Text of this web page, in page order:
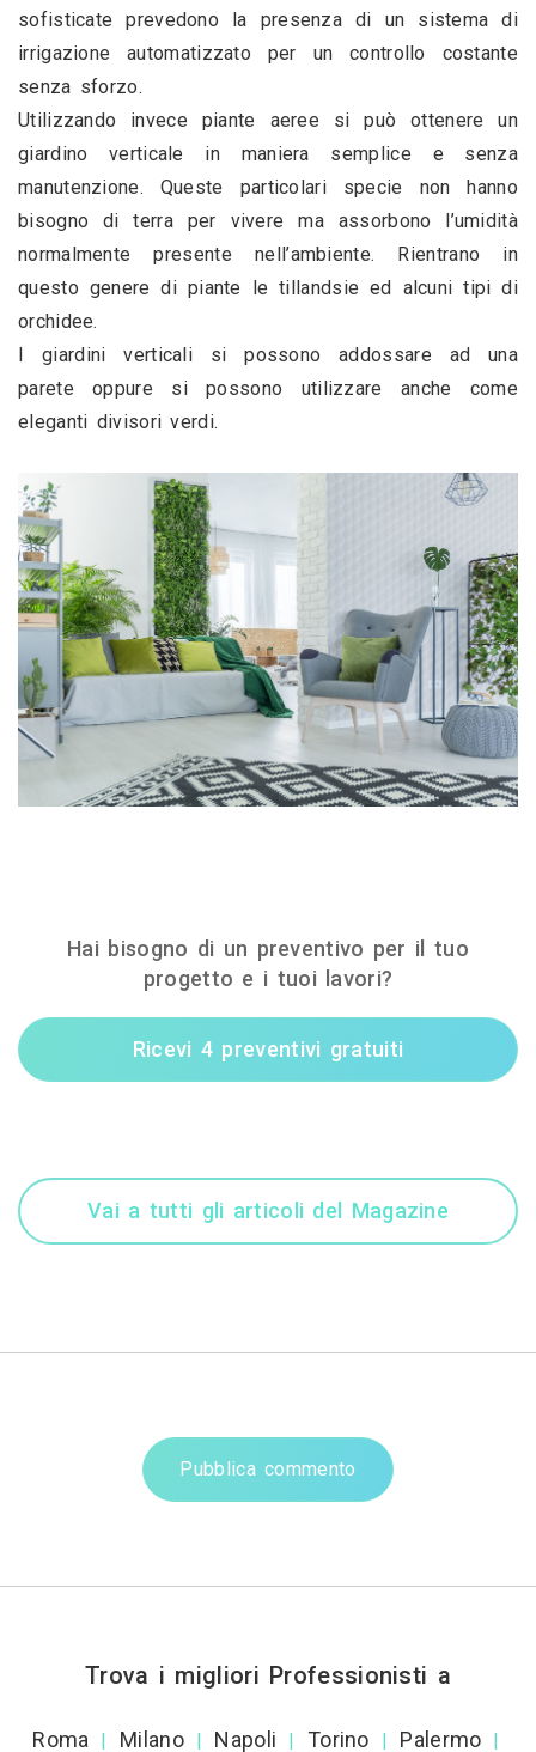
sofisticate prevedono la presenza di un sistema di
irrigazione automatizzato per un controllo costante
senza sforzo.
Utilizzando invece piante aeree si può ottenere un
giardino verticale in maniera semplice e senza
manutenzione. Queste particolari specie non hanno
bisogno di terra per vivere ma assorbono l’umidità
normalmente presente nell’ambiente. Rientrano in
questo genere di piante le tillandsie ed alcuni tipi di
orchidee.
I giardini verticali si possono addossare ad una
parete oppure si possono utilizzare anche come
eleganti divisori verdi.
Hai bisogno di un preventivo per il tuo
progetto e i tuoi lavori?
Ricevi 4 preventivi gratuiti
Vai a tutti gli articoli del Magazine
Pubblica commento
Trova i migliori Professionisti a
Roma Milano Napoli Torino Palermo